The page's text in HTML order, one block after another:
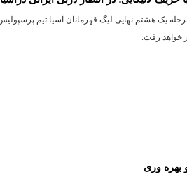
خواهد رفت.
بهره وری